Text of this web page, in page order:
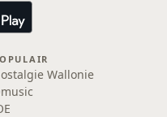
Wallonie